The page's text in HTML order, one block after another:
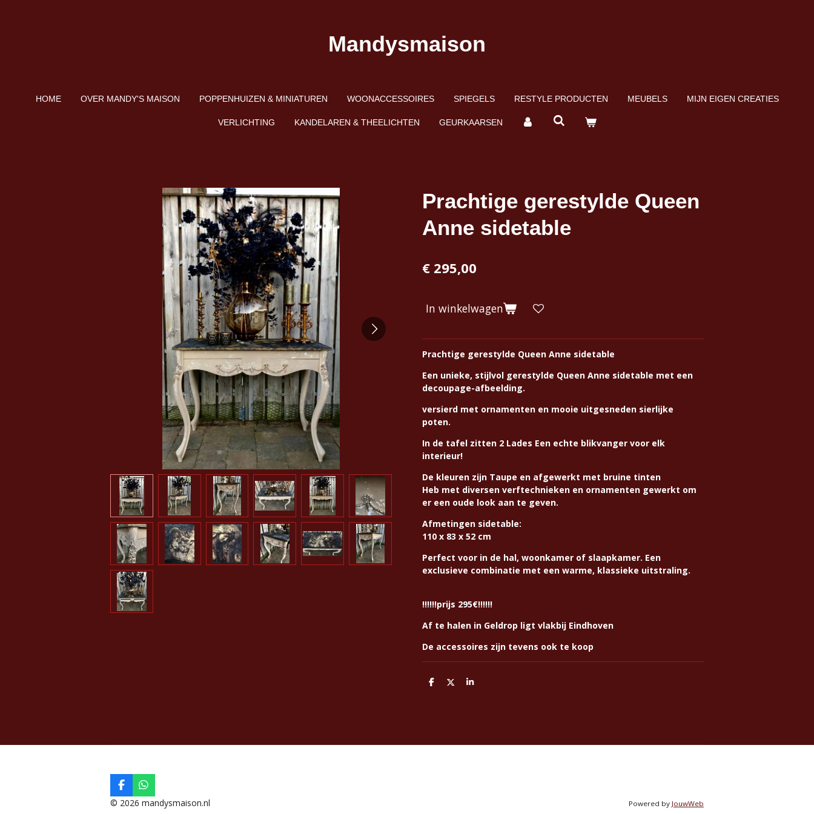
Mandysmaison
HOME OVER MANDY'S MAISON POPPENHUIZEN & MINIATUREN WOONACCESSOIRES SPIEGELS RESTYLE PRODUCTEN MEUBELS MIJN EIGEN CREATIES
VERLICHTING KANDELAREN & THEELICHTEN GEURKAARSEN
Prachtige gerestylde Queen
Anne sidetable
€ 295,00
In winkelwagen
Prachtige gerestylde Queen Anne sidetable
Een unieke, stijlvol gerestylde Queen Anne sidetable met een
decoupage-afbeelding.
versierd met ornamenten en mooie uitgesneden sierlijke
poten.
In de tafel zitten 2 Lades Een echte blikvanger voor elk
interieur!
De kleuren zijn Taupe en afgewerkt met bruine tinten
Heb met diversen verftechnieken en ornamenten gewerkt om
er een oude look aan te geven.
Afmetingen sidetable:
110 x 83 x 52 cm
Perfect voor in de hal, woonkamer of slaapkamer. Een
exclusieve combinatie met een warme, klassieke uitstraling.
!!!!!!prijs 295€!!!!!!
Af te halen in Geldrop ligt vlakbij Eindhoven
De accessoires zijn tevens ook te koop
D
D
S
F
a
c
W
h
a
© 2026 mandysmaison.nl Powered by JouwWeb